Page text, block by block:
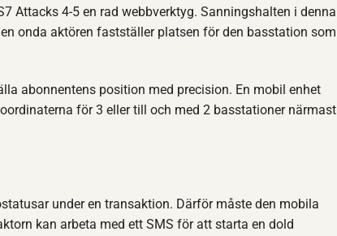
Attacks 4-5 en rad webbverktyg. Sanningshalten i denna
onda aktören fastställer platsen för den basstation som
abonnentens position med precision. En mobil enhet
för 3 eller till och med 2 basstationer närmast
under en transaktion. Därför måste den mobila
kan arbeta med ett SMS för att starta en dold